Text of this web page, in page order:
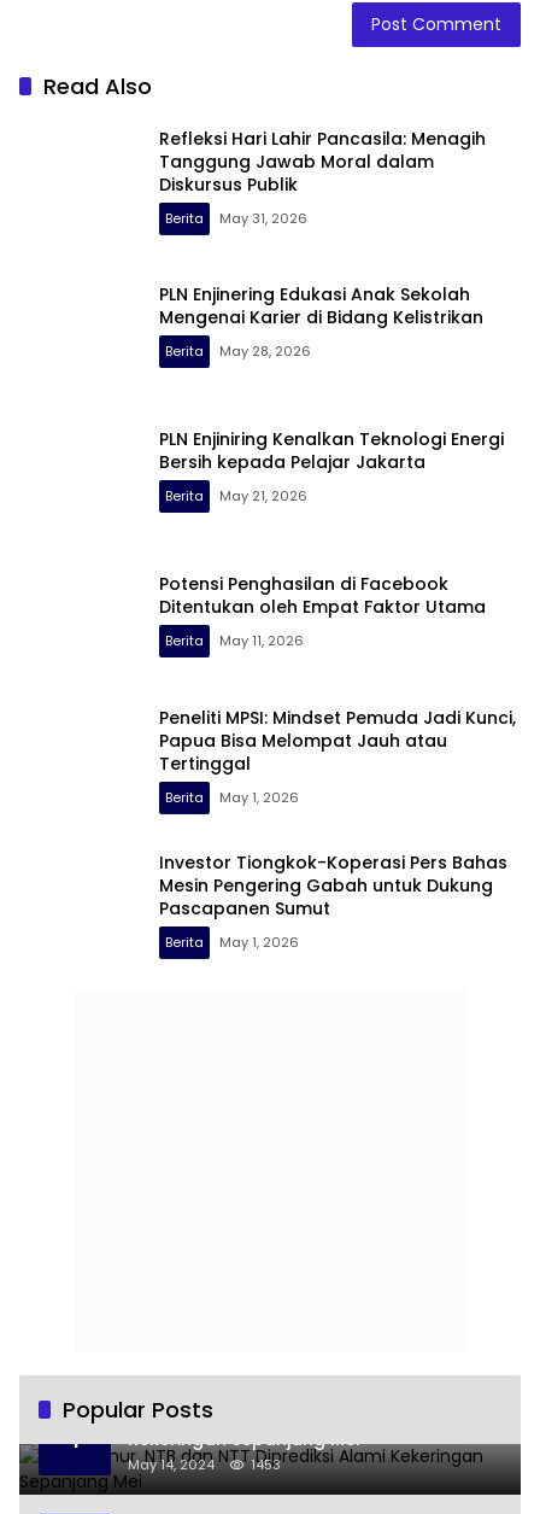
Read Also
Refleksi Hari Lahir Pancasila: Menagih
Tanggung Jawab Moral dalam
Diskursus Publik
Berita May 31, 2026
PLN Enjinering Edukasi Anak Sekolah
Mengenai Karier di Bidang Kelistrikan
Berita May 28, 2026
PLN Enjiniring Kenalkan Teknologi Energi
Bersih kepada Pelajar Jakarta
Berita May 21, 2026
Potensi Penghasilan di Facebook
Ditentukan oleh Empat Faktor Utama
Berita May 11, 2026
Peneliti MPSI: Mindset Pemuda Jadi Kunci,
Papua Bisa Melompat Jauh atau
Tertinggal
Berita May 1, 2026
Investor Tiongkok-Koperasi Pers Bahas
Mesin Pengering Gabah untuk Dukung
Pascapanen Sumut
Berita May 1, 2026
Popular Posts
1
Jawa Timur, NTB dan NTT Diprediksi Alami
Kekeringan Sepanjang Mei
May 14, 2024 1453